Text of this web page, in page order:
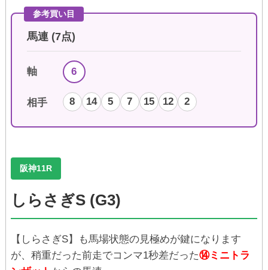
参考買い目
馬連 (7点)
軸 6
相手 8 14 5 7 15 12 2
阪神11R
しらさぎS (G3)
【しらさぎS】も馬場状態の見極めが鍵になります
が、稍重だった前走でコンマ1秒差だった⑭ミニトラ